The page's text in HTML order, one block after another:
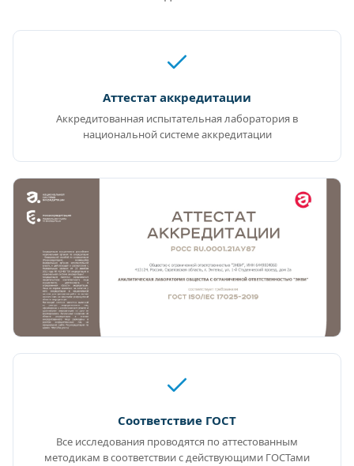
Аттестат аккредитации
Аккредитованная испытательная лаборатория в
национальной системе аккредитации
Соответствие ГОСТ
Все исследования проводятся по аттестованным
методикам в соответствии с действующими ГОСТами